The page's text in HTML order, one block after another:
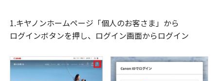
1.キヤノンホームページ「個人のお客さま」から
ログインボタンを押し、ログイン画面からログイン